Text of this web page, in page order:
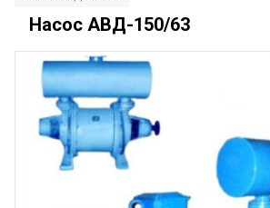
Насос АВД-150/63